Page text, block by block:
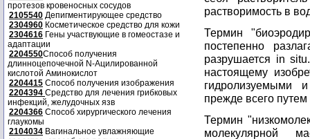
протезов кровеносных сосудов
2105540 Депигментирующее средство
2304960 Косметическое средство для кожи
2304616 Гены участвующие в гомеостазе и
адаптации
2204550Способ получения
длинноцепочечной N-Ацилированной
кислотой Аминокислот
2204415 Способ получения изображения
2204394 Средство для лечения грибковых
инфекций, желудочных язв
2204366 Способ хирургического лечения
глаукомы
2104034 Вагинальное увлажняющие
растворимость в
Термин
постепенно
разрушается in
настоящему
гидролизуемыми
прежде всего путем
Термин
молекулярной